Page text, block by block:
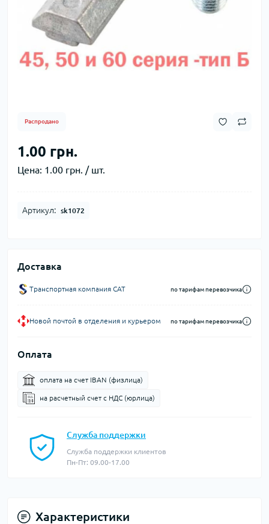
Распродано
1.00 грн.
Цена: 1.00 грн. / шт.
Артикул: sk1072
Доставка
Транспортная компания CAT по тарифам перевозчика
Новой почтой в отделения и курьером по тарифам перевозчика
Оплата
оплата на счет IBAN (физлица)
на расчетный счет c НДС (юрлица)
Служба поддержки
Служба поддержки клиентов
Пн-Пт: 09.00-17.00
Характеристики